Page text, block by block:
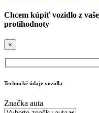
Chcem kúpiť vozidlo z
protihodnoty
×
Technické údaje vozidla
Značka auta